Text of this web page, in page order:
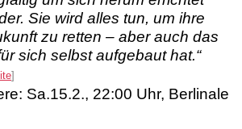
Sie wird alles tun, um ihre
zu retten – aber auch das
sich selbst aufgebaut hat.“
]
Sa.15.2., 22:00 Uhr, Berlinale